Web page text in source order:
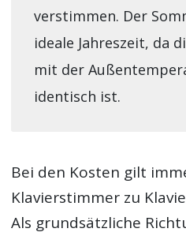
verstimmen. Der
ideale Jahreszeit, da
mit der
identisch ist.
Bei den Kosten gilt
Klavierstimmer zu
Als grundsätzliche